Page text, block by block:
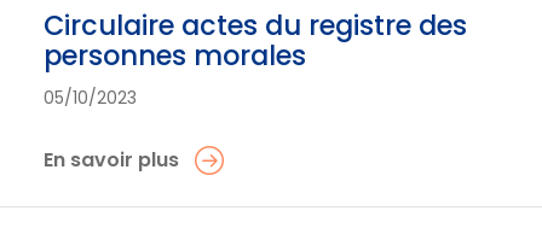
Circulaire actes du registre des
personnes morales
05/10/2023
En savoir plus